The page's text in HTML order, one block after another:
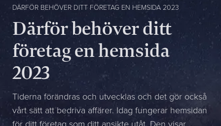
Jag vill...
Mitt största problem är...
Name *
DÄRFÖR BEHÖVER DITT FÖRETAG EN HEMSIDA 2023
Därför behöver ditt
företag en hemsida
2023
Tiderna förändras och utvecklas och det gör också
vårt sätt att bedriva affärer. Idag fungerar hemsidan